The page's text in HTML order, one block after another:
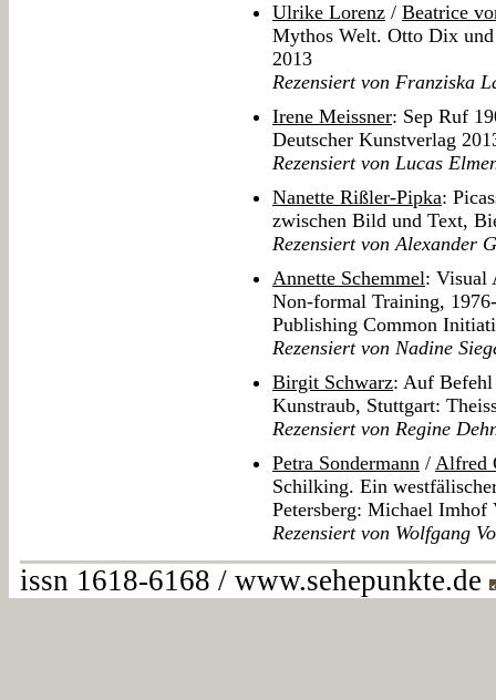
Ulrike Lorenz / Beatrice
Mythos Welt. Otto Dix
2013
Rezensiert von Franziska
Irene Meissner: Sep Ruf
Deutscher Kunstverlag
Rezensiert von Lucas
Nanette Rißler-Pipka:
zwischen Bild und Text,
Rezensiert von Alexander
Annette Schemmel: Visual
Non-formal Training,
Publishing Common
Rezensiert von Nadine
Birgit Schwarz: Auf Befehl
Kunstraub, Stuttgart:
Rezensiert von Regine
Petra Sondermann / Alfred
Schilking. Ein
Petersberg: Michael Imhof
Rezensiert von Wolfgang
issn 1618-6168 / www.sehepunkte.de